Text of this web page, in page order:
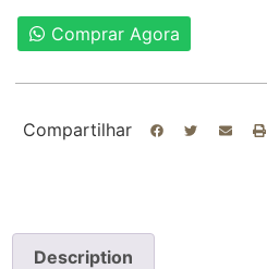
Comprar Agora
Compartilhar
Description